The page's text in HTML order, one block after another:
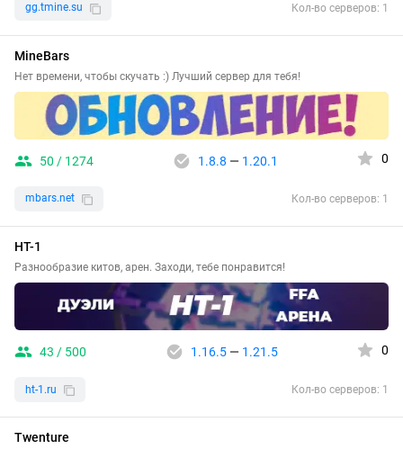
gg.tmine.su Кол-во серверов: 1
MineBars
Нет времени, чтобы скучать :) Лучший сервер для тебя!
50 / 1274 1.8.8 — 1.20.1 0
mbars.net Кол-во серверов: 1
HT-1
Разнообразие китов, арен. Заходи, тебе понравится!
43 / 500 1.16.5— 1.21.5 0
ht-1.ru Кол-во серверов: 1
Twenture